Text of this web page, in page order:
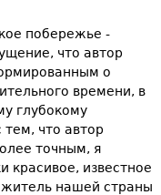
побережье -
что автор
о
времени, в
глубокому
что автор
точным, я
красивое, известное
нашей страны